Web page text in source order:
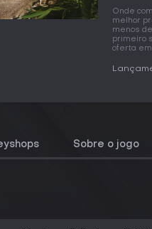
Onde
melhor
menos
primeiro
oferta
Sobre o jogo